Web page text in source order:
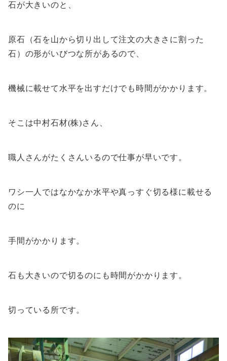
石が大きいのと、
原石（石を山から切り出して注文の大きさに割った
石）の形がいびつな所があるので、
機械に載せて水平を出すだけでも時間がかかります。
そこは中村石材(株)さん、
職人さんがたくさんいるので仕事が早いです。
ワシ一人ではなかなか水平や真っすぐ切る様に載せる
のに
手間がかかります。
石も大きいので切るのにも時間がかかります。
切っている所です。